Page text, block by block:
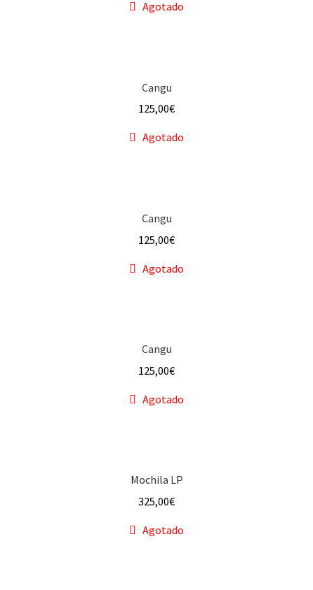
Agotado
Cangu
125,00€
Agotado
Cangu
125,00€
Agotado
Cangu
125,00€
Agotado
Mochila LP
325,00€
Agotado